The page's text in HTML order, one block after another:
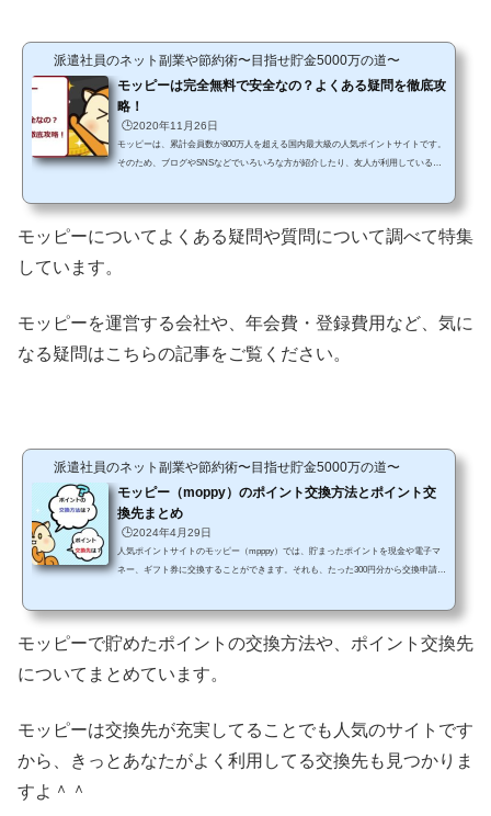
派遣社員のネット副業や節約術〜目指せ貯金5000万の道〜
モッピーは完全無料で安全なの？よくある疑問を徹底攻
略！
🕒️2020年11月26日
モッピーは、累計会員数が800万人を超える国内最大級の人気ポイントサイトです。
そのため、ブログやSNSなどでいろいろな方が紹介したり、友人が利用しているな
約ができるの？」このような悩みをもっている方も少なくありません。もちろん、
モッピーについてよくある疑問や質問について調べて特集
しています。
モッピーを運営する会社や、年会費・登録費用など、気に
なる疑問はこちらの記事をご覧ください。
派遣社員のネット副業や節約術〜目指せ貯金5000万の道〜
モッピー（moppy）のポイント交換方法とポイント交
換先まとめ
🕒️2024年4月29日
人気ポイントサイトのモッピー（mpppy）では、貯まったポイントを現金や電子マ
ネー、ギフト券に交換することができます。それも、たった300円分から交換申請す
ょうか。 そこで今回は、◆モッピー（moppy）のポイント交換方法とポイント交換
モッピーで貯めたポイントの交換方法や、ポイント交換先
についてまとめています。
モッピーは交換先が充実してることでも人気のサイトです
から、きっとあなたがよく利用してる交換先も見つかりま
すよ＾＾